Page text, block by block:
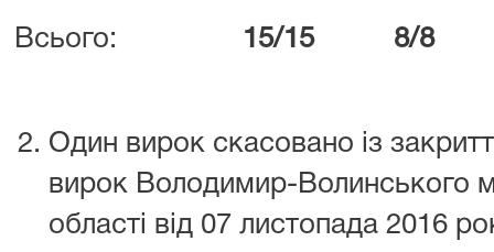
Всього: 15/15 8/8
Один вирок скасовано із
вирок Володимир-Волинського
області від 07 листопада 2016